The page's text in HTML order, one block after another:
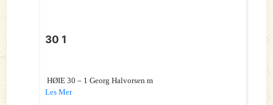
30 1
HØIE 30 – 1 Georg Halvorsen m
Les Mer